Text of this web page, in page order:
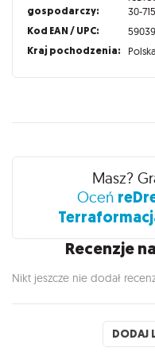
gospodarczy:
30-
Kod EAN / UPC:
Kraj pochodzenia: Polska
Recenzje
Masz?
Oceń
Recenzje
Nikt jeszcze nie dodał
DODAJ